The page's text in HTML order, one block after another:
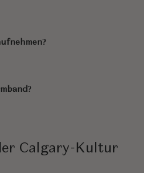
Calgary-Kultur